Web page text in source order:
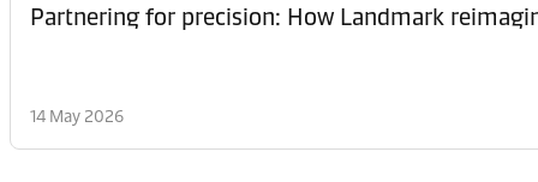
Partnering for precision: How Landmark
14 May 2026